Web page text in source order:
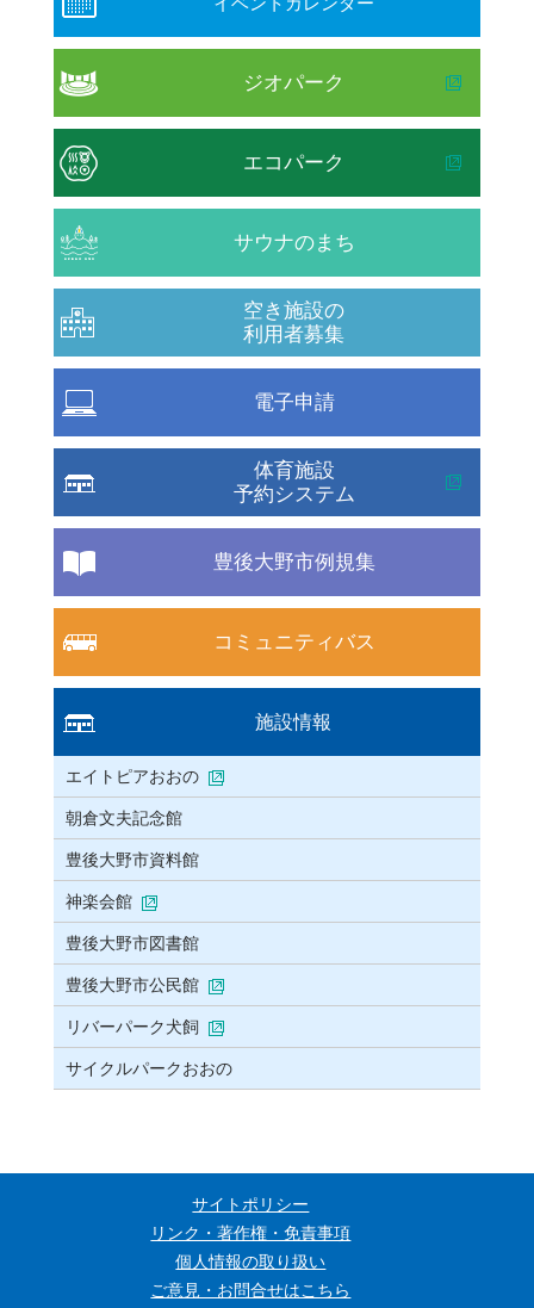
ジオパーク
エコパーク
サウナのまち
空き施設の
利用者募集
電子申請
体育施設
予約システム
豊後大野市例規集
コミュニティバス
施設情報
エイトピアおおの
朝倉文夫記念館
豊後大野市資料館
神楽会館
豊後大野市図書館
豊後大野市公民館
リバーパーク犬飼
サイクルパークおおの
サイトポリシー
リンク・著作権・免責事項
個人情報の取り扱い
ご意見・お問合せはこちら